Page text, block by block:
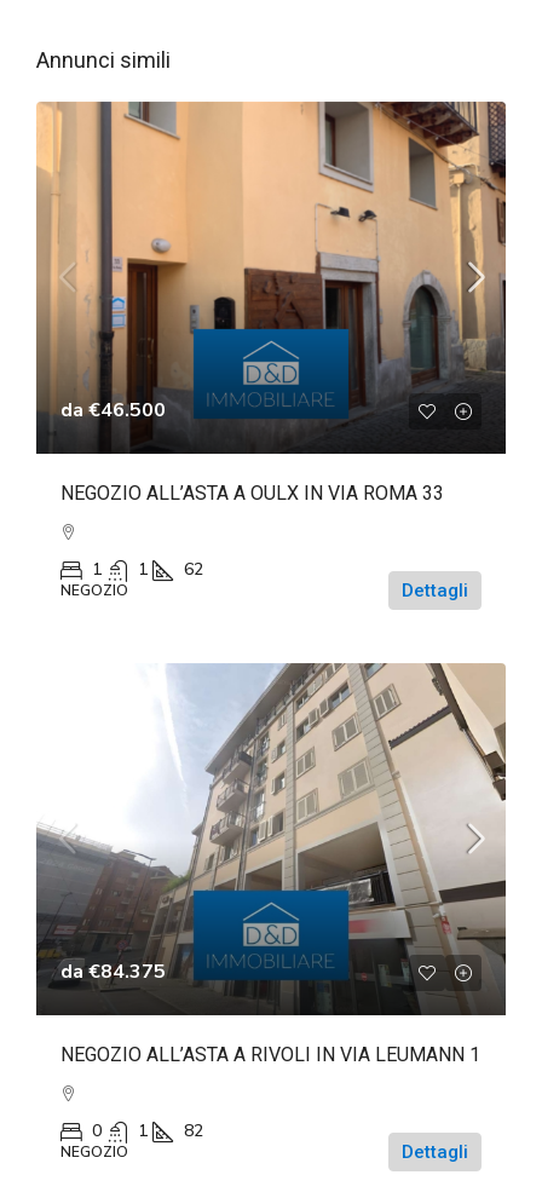
Annunci simili
da€46.500
NEGOZIO ALL’ASTA A OULX IN VIA ROMA 33
1 1 62
NEGOZIO Dettagli
da€84.375
NEGOZIO ALL’ASTA A RIVOLI IN VIA LEUMANN 1
0 1 82
NEGOZIO Dettagli